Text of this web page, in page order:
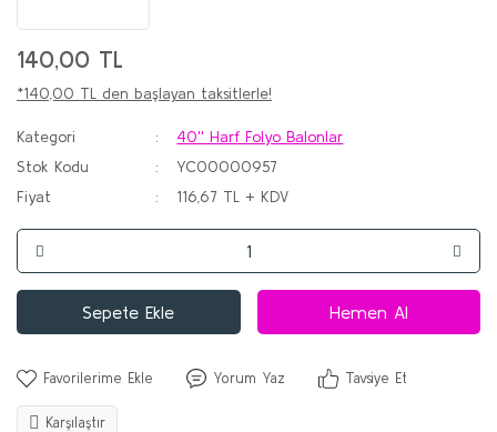
140,00 TL
*140,00 TL den başlayan taksitlerle!
Kategori
40'' Harf Folyo Balonlar
Stok Kodu
YC00000957
Fiyat
116,67 TL + KDV
Sepete Ekle Hemen Al
Yorum Yaz Tavsiye Et
Karşılaştır